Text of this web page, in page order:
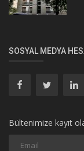
SOSYAL MEDYA
Bültenimize kayıt